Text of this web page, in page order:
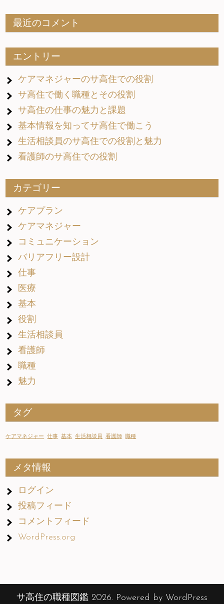
最近のコメント
エントリー
ケアマネジャーのサ高住での役割
サ高住で働く職種とその役割
サ高住の仕事の魅力と課題
基本情報を知ってサ高住で働こう
生活相談員のサ高住での役割と魅力
看護師のサ高住での役割
カテゴリー
ケアプラン
ケアマネジャー
コミュニケーション
バリアフリー設計
仕事
医療
基本
役割
生活相談員
看護師
職種
魅力
タグ
ケアマネジャー 仕事 基本 生活相談員 看護師 職種
メタ情報
ログイン
投稿フィード
コメントフィード
WordPress.org
サ高住の職種図鑑 2026. Powered by WordPress